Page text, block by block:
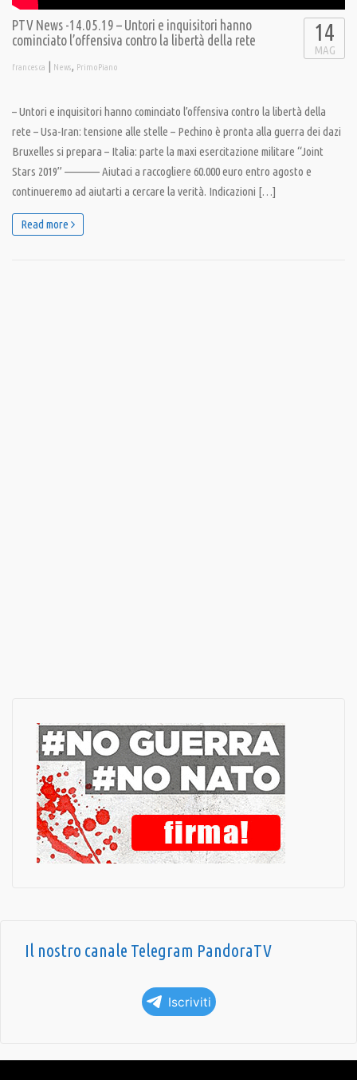
PTV News -14.05.19 – Untori e inquisitori hanno
cominciato l’offensiva contro la libertà della rete
francesca | News, PrimoPiano
14
MAG
– Untori e inquisitori hanno cominciato l’offensiva contro la libertà della
rete – Usa-Iran: tensione alle stelle – Pechino è pronta alla guerra dei dazi
Bruxelles si prepara – Italia: parte la maxi esercitazione militare “Joint
Stars 2019” ———— Aiutaci a raccogliere 60.000 euro entro agosto e
continueremo ad aiutarti a cercare la verità. Indicazioni […]
Read more
Il nostro canale Telegram PandoraTV
Iscriviti